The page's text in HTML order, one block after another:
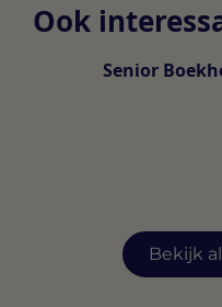
Ook
Bekijk
Senior